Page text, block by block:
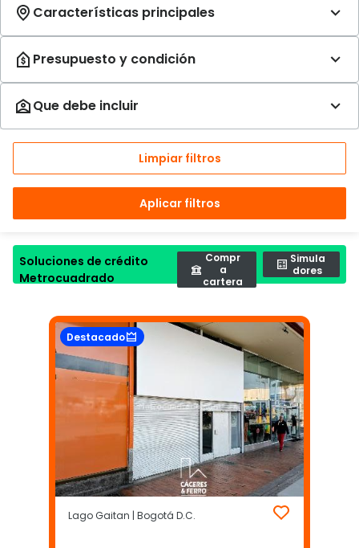
Limpiar filtros
Aplicar filtros
Soluciones de crédito
Metrocuadrado
Compr
a
cartera
Simula
dores
Destacado
Lago Gaitan | Bogotá D.C.